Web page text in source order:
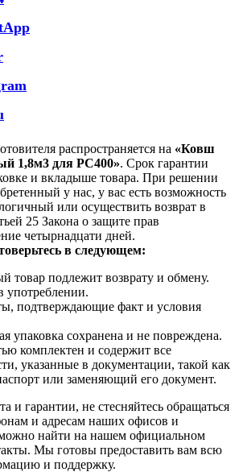
распространяется на «Ковш
1,8м3 для PC400». Срок гарантии
и вкладыше товара. При решении
у нас, у вас есть возможность
или осуществить возврат в
25 Закона о защите прав
четырнадцати дней.
в следующем:
товар подлежит возврату и обмену.
употреблении.
подтверждающие факт и условия
упаковка сохранена и не повреждена.
комплектен и содержит все
указанные в документации, такой как
или заменяющий его документ.
и гарантии, не стесняйтесь обращаться
и адресам наших офисов и
найти на нашем официальном
Мы готовы предоставить вам всю
и поддержку.